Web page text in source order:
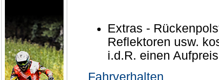
Extras -
Reflektoren usw.
i.d.R. einen
Fahrverhalten